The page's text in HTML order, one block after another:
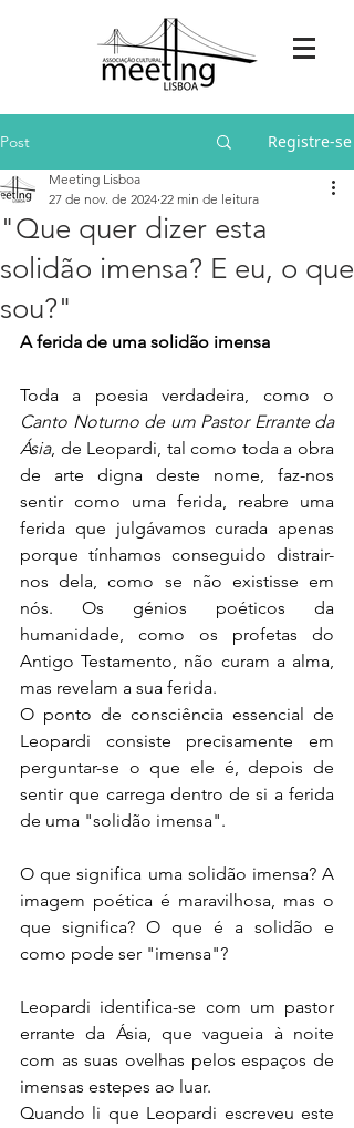
Post Registre-se
"Que quer dizer esta
solidão imensa? E eu, o que
sou?"
Meeting Lisboa
27 de nov. de 2024 22 min de leitura
A ferida de uma solidão imensa
Canto Noturno de um Pastor Errante da
Ásia, de Leopardi, tal como toda a obra
de arte digna deste nome, faz-nos
sentir como uma ferida, reabre uma
ferida que julgávamos curada apenas
porque tínhamos conseguido distrair-
nos dela, como se não existisse em
nós. Os génios poéticos da
humanidade, como os profetas do
Antigo Testamento, não curam a alma,
mas revelam a sua ferida.
O ponto de consciência essencial de
Leopardi consiste precisamente em
perguntar-se o que ele é, depois de
sentir que carrega dentro de si a ferida
de uma "solidão imensa".
O que significa uma solidão imensa? A
imagem poética é maravilhosa, mas o
que significa? O que é a solidão e
como pode ser "imensa"?
Leopardi identifica-se com um pastor
errante da Ásia, que vagueia à noite
com as suas ovelhas pelos espaços de
imensas estepes ao luar.
Quando li que Leopardi escreveu este